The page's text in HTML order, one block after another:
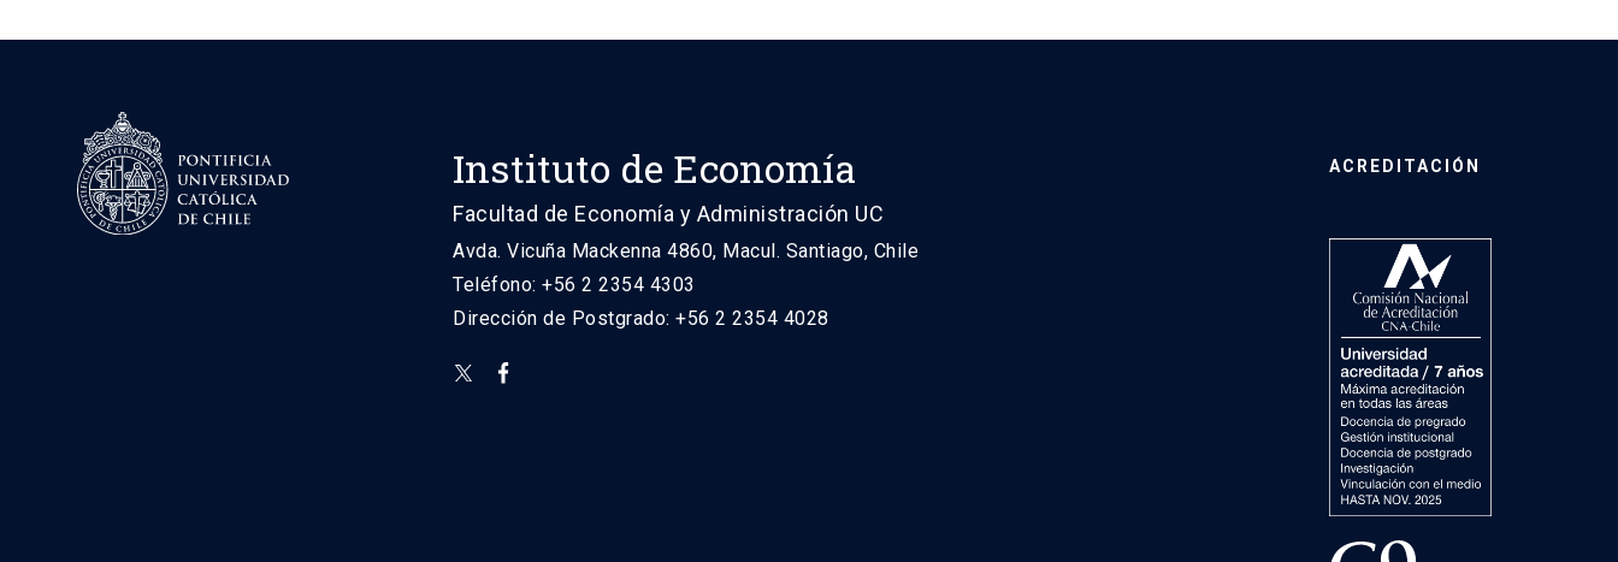
Instituto de Economía
Facultad de Economía y Administración UC
Avda. Vicuña Mackenna 4860, Macul. Santiago, Chile
Teléfono: +56 2 2354 4303
Dirección de Postgrado: +56 2 2354 4028
ACREDITACIÓN